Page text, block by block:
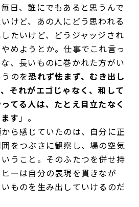
日、誰にでもあると思うんで
けど、あの人にどう思われる
たいけど、どうジャッジされ
めようとか。仕事でこれ言っ
、長いものに巻かれた方がい
のを恐れず怯まず、むき出し
それがエゴじゃなく、和して
てる人は、たとえ目立たなく
す 」。
ら感じていたのは、自分に正
をつぶさに観察し、場の空気
うこと。そのふたつを併せ持
ーは自分の表現を貫きなが
ものを生み出していけるのだ